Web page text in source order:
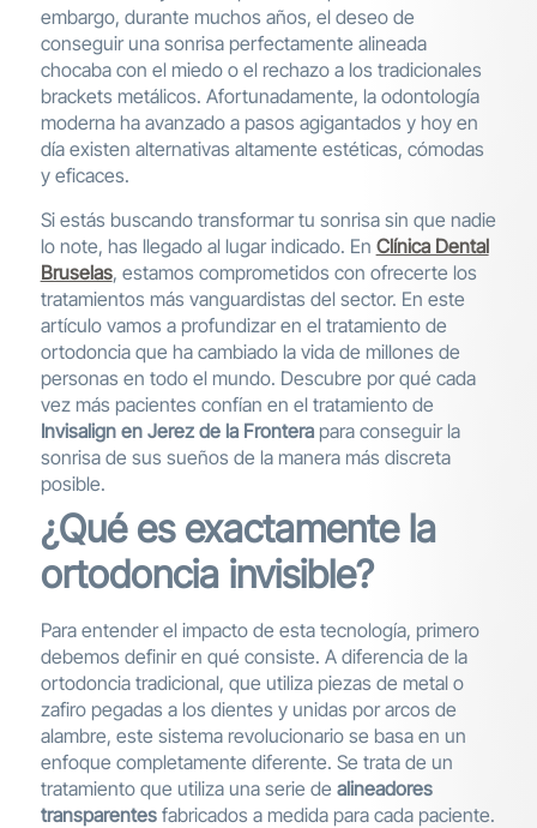
embargo, durante muchos años, el deseo de
conseguir una sonrisa perfectamente alineada
chocaba con el miedo o el rechazo a los tradicionales
brackets metálicos. Afortunadamente, la odontología
moderna ha avanzado a pasos agigantados y hoy en
día existen alternativas altamente estéticas, cómodas
y eficaces.
Si estás buscando transformar tu sonrisa sin que nadie
lo note, has llegado al lugar indicado. En Clínica Dental
Bruselas, estamos comprometidos con ofrecerte los
tratamientos más vanguardistas del sector. En este
artículo vamos a profundizar en el tratamiento de
ortodoncia que ha cambiado la vida de millones de
personas en todo el mundo. Descubre por qué cada
vez más pacientes confían en el tratamiento de
Invisalign en Jerez de la Fronterapara conseguir la
sonrisa de sus sueños de la manera más discreta
posible.
¿Qué es exactamente la
ortodoncia invisible?
Para entender el impacto de esta tecnología, primero
debemos definir en qué consiste. A diferencia de la
ortodoncia tradicional, que utiliza piezas de metal o
zafiro pegadas a los dientes y unidas por arcos de
alambre, este sistema revolucionario se basa en un
enfoque completamente diferente. Se trata de un
tratamiento que utiliza una serie de alineadores
transparentesfabricados a medida para cada paciente.